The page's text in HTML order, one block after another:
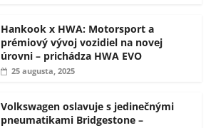
Hankook x HWA: Motorsport a
prémiový vývoj vozidiel na novej
úrovni – prichádza HWA EVO
25 augusta, 2025
Volkswagen oslavuje s jedinečnými
pneumatikami Bridgestone –